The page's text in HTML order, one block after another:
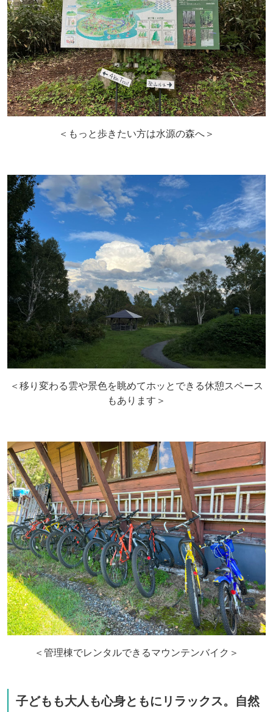
＜もっと歩きたい方は水源の森へ＞
＜移り変わる雲や景色を眺めてホッとできる休憩スペース
もあります＞
＜管理棟でレンタルできるマウンテンバイク＞
子どもも大人も心身ともにリラックス。自然